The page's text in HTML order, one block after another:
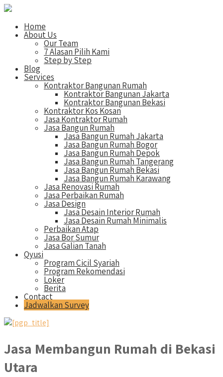
Home
About Us
Our Team
7 Alasan Pilih Kami
Step by Step
Blog
Services
Kontraktor Bangunan Rumah
Kontraktor Bangunan Jakarta
Kontraktor Bangunan Bekasi
Kontraktor Kos Kosan
Jasa Kontraktor Rumah
Jasa Bangun Rumah
Jasa Bangun Rumah Jakarta
Jasa Bangun Rumah Bogor
Jasa Bangun Rumah Depok
Jasa Bangun Rumah Tangerang
Jasa Bangun Rumah Bekasi
Jasa Bangun Rumah Karawang
Jasa Renovasi Rumah
Jasa Perbaikan Rumah
Jasa Design
Jasa Desain Interior Rumah
Jasa Desain Rumah Minimalis
Perbaikan Atap
Jasa Bor Sumur
Jasa Galian Tanah
Qyusi
Program Cicil Syariah
Program Rekomendasi
Loker
Berita
Contact
Jadwalkan Survey
Jasa Membangun Rumah di Bekasi
Utara